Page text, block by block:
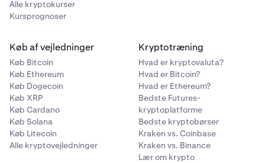
3
Du kan også indtaste et præcist beløb via
taltastaturet og derefter trykke påFærdig
Alle kryptokurser
Kursprognoser
Køb af vejledninger
Køb Bitcoin
Køb Ethereum
Køb Dogecoin
Køb XRP
Køb Cardano
Køb Solana
Køb Litecoin
Alle kryptovejledninger
Kryptotræning
Hvad er kryptovaluta?
Hvad er Bitcoin?
Hvad er Ethereum?
Bedste Futures-
kryptoplatforme
Bedste kryptobørser
Kraken vs. Coinbase
Kraken vs. Binance
Lær om krypto